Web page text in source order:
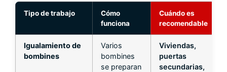
Tipo de trabajo
Cómo
funciona
Cuándo es
recomendable
Igualamiento de
bombines
Varios
bombines
se preparan
Viviendas,
puertas
secundarias,